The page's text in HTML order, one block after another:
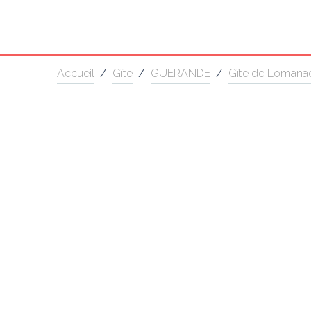
Accueil / Gîte / GUERANDE / Gîte de